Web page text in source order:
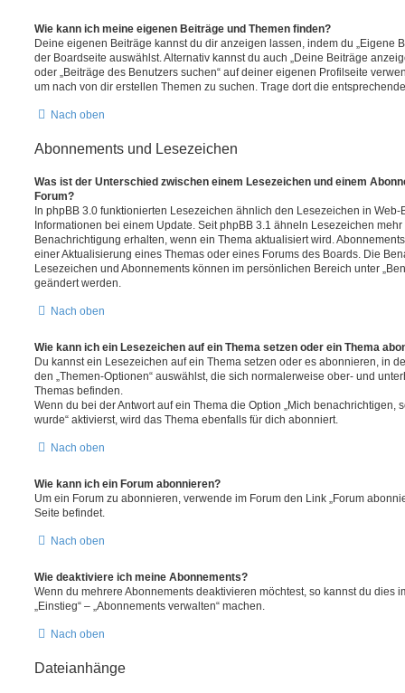
Wie kann ich meine eigenen Beiträge und Themen finden?
Deine eigenen Beiträge kannst du dir anzeigen lassen, indem du „Eigene
der Boardseite auswählst. Alternativ kannst du auch „Deine Beiträge
oder „Beiträge des Benutzers suchen“ auf deiner eigenen Profilseite
um nach von dir erstellen Themen zu suchen. Trage dort die
Nach oben
Abonnements und Lesezeichen
Was ist der Unterschied zwischen einem Lesezeichen und einem
Forum?
In phpBB 3.0 funktionierten Lesezeichen ähnlich den Lesezeichen in
Informationen bei einem Update. Seit phpBB 3.1 ähneln Lesezeichen
Benachrichtigung erhalten, wenn ein Thema aktualisiert wird.
einer Aktualisierung eines Themas oder eines Forums des Boards. Die
Lesezeichen und Abonnements können im persönlichen Bereich unter
geändert werden.
Nach oben
Wie kann ich ein Lesezeichen auf ein Thema setzen oder ein Thema
Du kannst ein Lesezeichen auf ein Thema setzen oder es abonnieren, in
den „Themen-Optionen“ auswählst, die sich normalerweise ober- und
Themas befinden.
Wenn du bei der Antwort auf ein Thema die Option „Mich benachrichtigen,
wurde“ aktivierst, wird das Thema ebenfalls für dich abonniert.
Nach oben
Wie kann ich ein Forum abonnieren?
Um ein Forum zu abonnieren, verwende im Forum den Link „Forum
Seite befindet.
Nach oben
Wie deaktiviere ich meine Abonnements?
Wenn du mehrere Abonnements deaktivieren möchtest, so kannst du dies
„Einstieg“ – „Abonnements verwalten“ machen.
Nach oben
Dateianhänge